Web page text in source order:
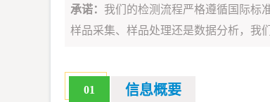
承诺： 我们的检测流程严格遵循国际标
样品采集、样品处理还是数据分析，我
01 信息概要